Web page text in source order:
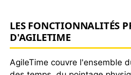
LES FONCTIONNALITÉS
D'AGILETIME
AgileTime couvre l'ensemble